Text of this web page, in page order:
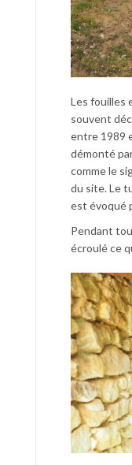
Les fouilles
souvent
entre 1989
démonté
comme le
du site. Le
est évoqué
Pendant
écroulé ce